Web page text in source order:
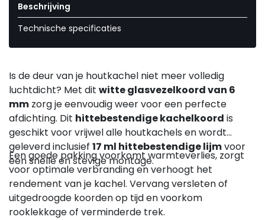
Beschrijving
Technische specificaties
Is de deur van je houtkachel niet meer volledig
luchtdicht? Met dit witte glasvezelkoord van 6
mm zorg je eenvoudig weer voor een perfecte
afdichting. Dit hittebestendige kachelkoord is
geschikt voor vrijwel alle houtkachels en wordt
geleverd inclusief 17 ml hittebestendige lijmvoor
een snelle en stevige montage.
Een goede pakking voorkomt warmteverlies, zorgt
voor optimale verbranding en verhoogt het
rendement van je kachel. Vervang versleten of
uitgedroogde koorden op tijd en voorkom
rooklekkage of verminderde trek.